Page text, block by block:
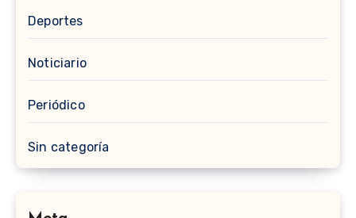
Deportes
Noticiario
Periódico
Sin categoría